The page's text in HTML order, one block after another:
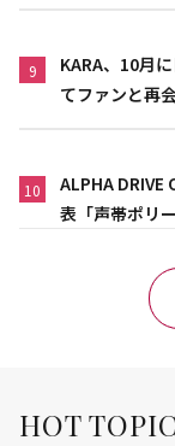
9
KARA、10月
てファンと再
10
ALPHA DRIVE
表「声帯ポリ
HOT